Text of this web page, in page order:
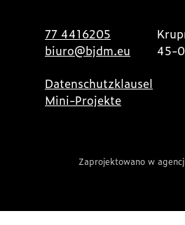
77 4416205
biuro@bjdm.eu
45-
Datenschutzklausel
Mini-Projekte
Zaprojektowano w